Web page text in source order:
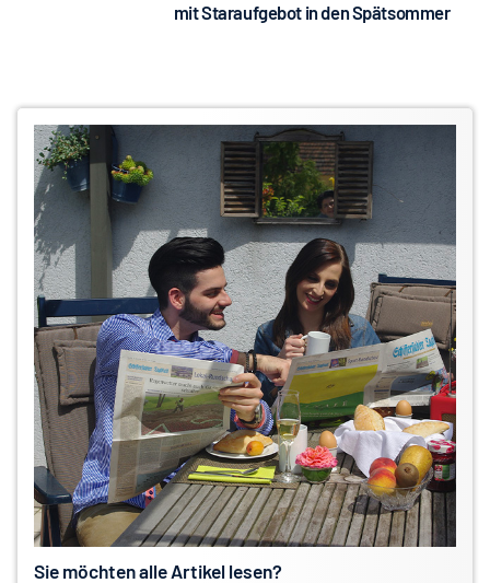
mit Staraufgebot in den Spätsommer
Sie möchten alle Artikel lesen?